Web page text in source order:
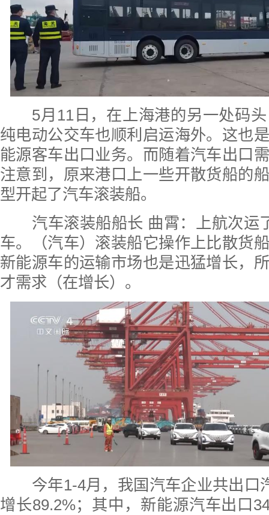
5月11日，在上海港的另一处码头
纯电动公交车也顺利启运海外。这也
能源客车出口业务。而随着汽车出口
注意到，原来港口上一些开散货船的
型开起了汽车滚装船。
汽车滚装船船长 曲霄：上航次运
车。（汽车）滚装船它操作上比散货
新能源车的运输市场也是迅猛增长，
才需求（在增长）。
今年1-4月，我国汽车企业共出口
增长89.2%；其中，新能源汽车出口